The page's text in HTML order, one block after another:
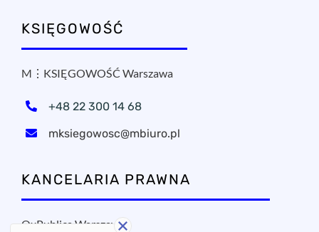
KSIĘGOWOŚĆ
M⋮KSIĘGOWOŚĆ Warszawa
+48 22 300 14 68
mksiegowosc@mbiuro.pl
KANCELARIA PRAWNA
OxPublica Warszawa